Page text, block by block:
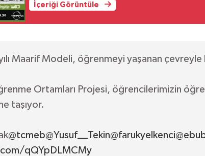
İçeriği Görüntüle
Maarif Modeli, öğrenmeyi yaşanan
Ortamları Projesi, öğrencilerimizin
taşıyor.
@tcmeb@Yusuf__Tekin@farukyelkenci
qQYpDLMCMy